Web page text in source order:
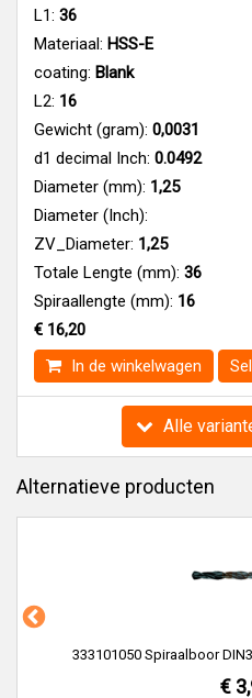
L1: 36
Materiaal: HSS-E
coating: Blank
L2: 16
Gewicht (gram): 0,0031
d1 decimal Inch: 0.0492
Diameter (mm): 1,25
Diameter (Inch):
ZV_Diameter: 1,25
Totale Lengte (mm): 36
Spiraallengte (mm): 16
€ 16,20
In de winkelwagen
Alle
Alternatieve producten
Spiraalboor DIN338,